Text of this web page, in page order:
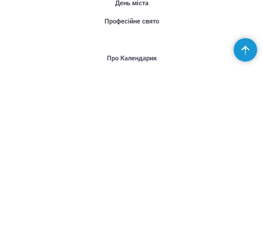
День міста
Професійне свято
Про Календарик